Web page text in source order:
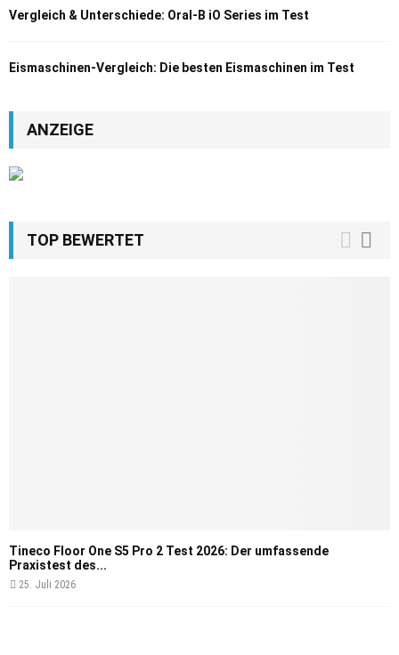
Vergleich & Unterschiede: Oral-B iO Series im Test
Eismaschinen-Vergleich: Die besten Eismaschinen im Test
ANZEIGE
TOP BEWERTET
Tineco Floor One S5 Pro 2 Test 2026: Der umfassende
Praxistest des...
25. Juli 2026